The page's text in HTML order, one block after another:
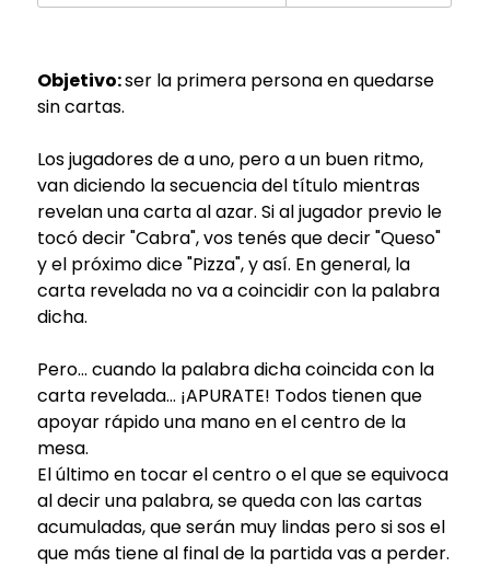
Objetivo:ser la primera persona en quedarse
sin cartas.
Los jugadores de a uno, pero a un buen ritmo,
van diciendo la secuencia del título mientras
revelan una carta al azar. Si al jugador previo le
tocó decir "Cabra", vos tenés que decir "Queso"
y el próximo dice "Pizza", y así. En general, la
carta revelada no va a coincidir con la palabra
dicha.
Pero... cuando la palabra dicha coincida con la
carta revelada... ¡APURATE! Todos tienen que
apoyar rápido una mano en el centro de la
mesa.
El último en tocar el centro o el que se equivoca
al decir una palabra, se queda con las cartas
acumuladas, que serán muy lindas pero si sos el
que más tiene al final de la partida vas a perder.